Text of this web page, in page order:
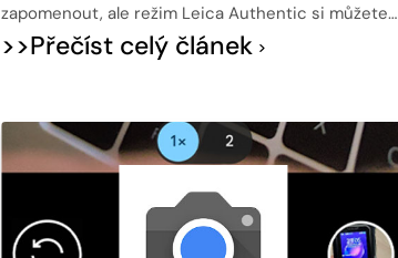
zapomenout, ale režim Leica Authentic si můžete…
>>Přečíst celý článek